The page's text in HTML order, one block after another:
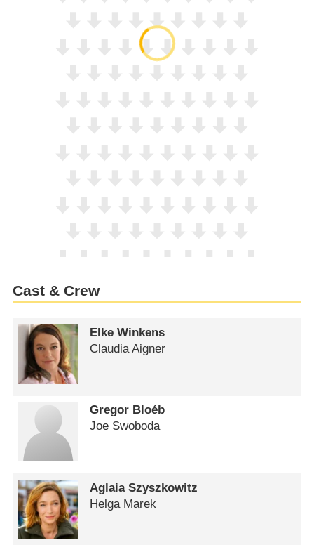
Cast & Crew
Elke Winkens
Claudia Aigner
Gregor Bloéb
Joe Swoboda
Aglaia Szyszkowitz
Helga Marek